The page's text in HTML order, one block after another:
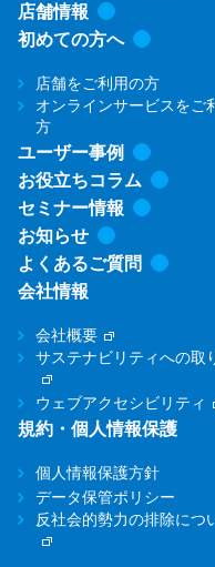
店舗情報
初めての方へ
店舗をご利用の方
オンラインサービスをご
方
ユーザー事例
お役立ちコラム
セミナー情報
お知らせ
よくあるご質問
会社情報
会社概要
サステナビリティへの取
ウェブアクセシビリティ
規約・個人情報保護
個人情報保護方針
データ保管ポリシー
反社会的勢力の排除につ